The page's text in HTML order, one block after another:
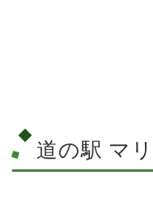
道の駅 マ